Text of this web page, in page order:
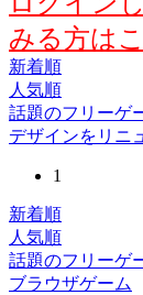
みる方は
新着順
人気順
話題のフリーゲ
デザインをリニ
1
新着順
人気順
話題のフリーゲ
ブラウザゲーム